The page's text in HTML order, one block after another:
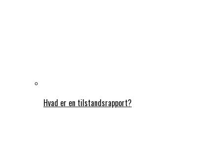
Hvad er en tilstandsrapport?